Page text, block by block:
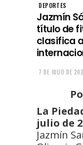
DEPORTES
Jazmín
título de
clasifica
7 DE JULIO DE
La
julio de
Jazmín